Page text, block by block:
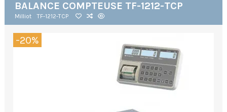
BALANCE COMPTEUSE TF-1212-TCP
Milliot TF-1212-TCP
-20%